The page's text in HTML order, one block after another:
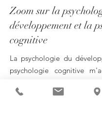
Zoom sur la
développement et la
cognitive
La psychologie du
psychologie cognitive
branches de la